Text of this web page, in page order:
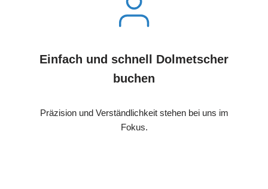
Einfach und schnell Dolmetscher
buchen
Präzision und Verständlichkeit stehen bei uns im
Fokus.